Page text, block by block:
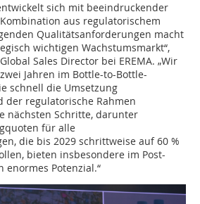
sich mit beeindruckender
aus regulatorischem
Qualitätsanforderungen macht
wichtigen Wachstumsmarkt“,
Sales Director bei EREMA. „Wir
Jahren im Bottle-to-Bottle-
schnell die Umsetzung
der regulatorische Rahmen
nächsten Schritte, darunter
für alle
die bis 2029 schrittweise auf 60 %
bieten insbesondere im Post-
enormes Potenzial.“